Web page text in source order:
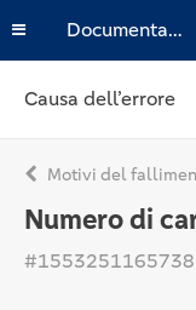
Documentazione
Causa dell’errore
Motivi del
Numero di
#1553251165738